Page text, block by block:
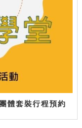
體套裝行程預約